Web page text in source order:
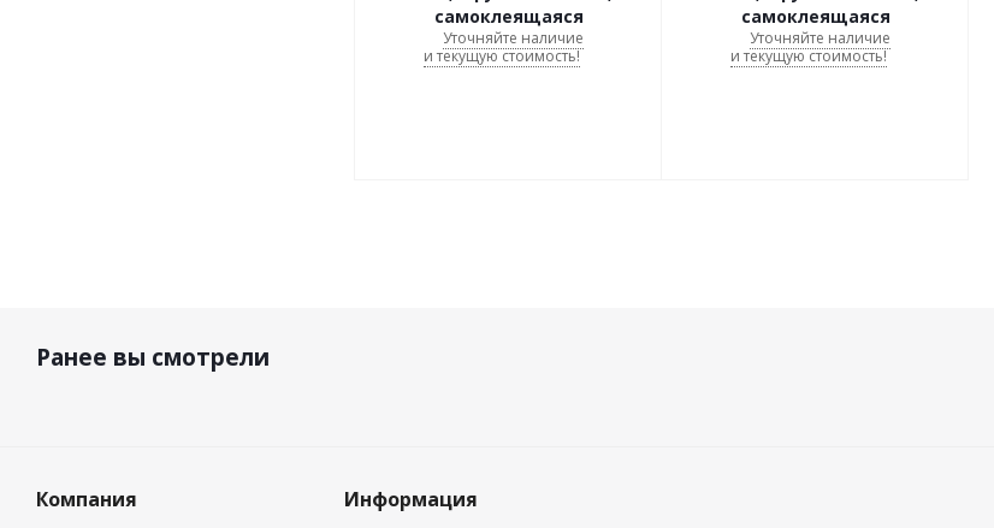
самоклеящаяся
Уточняйте наличие
и текущую стоимость!
самоклеящаяся
Уточняйте наличие
и текущую стоимость!
Ранее вы смотрели
Компания Информация